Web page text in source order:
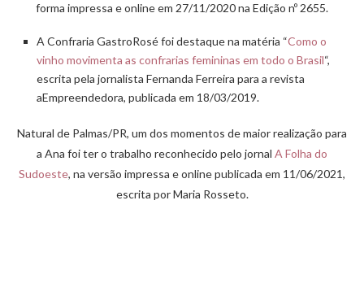
forma impressa e online em 27/11/2020 na Edição nº 2655.
A Confraria GastroRosé foi destaque na matéria “Como o
vinho movimenta as confrarias femininas em todo o Brasil“,
escrita pela jornalista Fernanda Ferreira para a revista
aEmpreendedora, publicada em 18/03/2019.
Natural de Palmas/PR, um dos momentos de maior realização para
a Ana foi ter o trabalho reconhecido pelo jornal A Folha do
Sudoeste, na versão impressa e online publicada em 11/06/2021,
escrita por Maria Rosseto.